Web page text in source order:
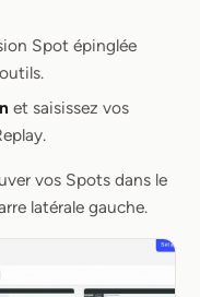
Spot épinglée
et saisissez vos
vos Spots dans le
latérale gauche.